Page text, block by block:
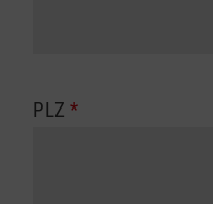
PLZ *